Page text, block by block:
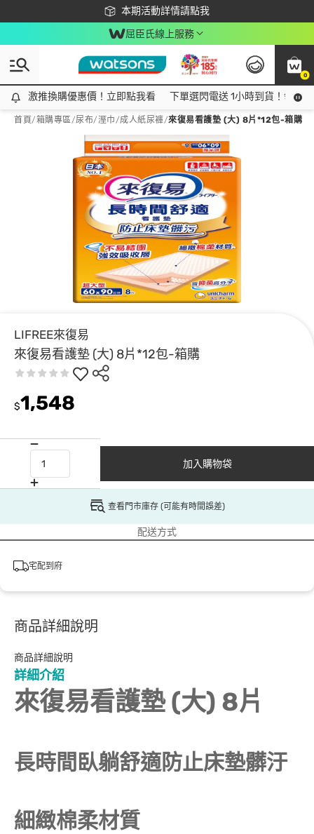
本期活動詳情請點我
下載app最高回饋$350
屈臣氏線上服務
0
激推換購優惠價！立即點我看
激推換購優惠價！立即點我看 下單選閃電送 1小時到貨！領神
首頁/箱購專區/尿布/溼巾/成人紙尿褲/來復易看護墊 (大) 8片*12包-箱購
LIFREE來復易
來復易看護墊 (大) 8片*12包-箱購
$1,548
加入購物袋
查看門市庫存 (可能有時間誤差)
配送方式
宅配到府
商品詳細說明
商品詳細說明
詳細介紹
來復易看護墊 (大) 8片
長時間臥躺舒適防止床墊髒汙
細緻棉柔材質